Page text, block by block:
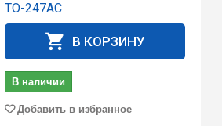
TO-247AC
В КОРЗИНУ
В наличии
Добавить в избранное